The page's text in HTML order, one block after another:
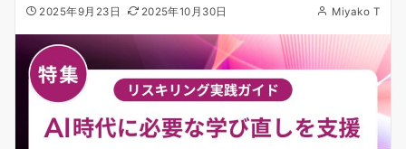
2025年9月23日 2025年10月30日 Miyako T